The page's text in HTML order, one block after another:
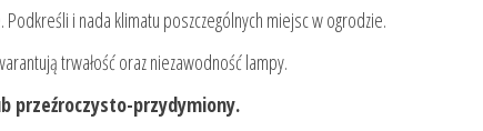
i nada klimatu poszczególnych miejsc w ogrodzie.
trwałość oraz niezawodność lampy.
przeźroczysto-przydymiony.